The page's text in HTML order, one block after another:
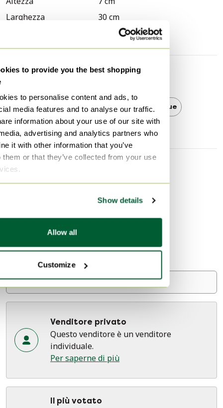
to provide you the best shopping
to personalise content and ads, to
media features and to analyse our traffic.
information about your use of our site with
advertising and analytics partners who
it with other information that you’ve
them or that they’ve collected from your use
Show details
Allow all
Customize
Larghezza
30 cm
14 cm
Trio Trio Applique Applique
Informazioni sul venditore
Informazioni su questo venditore
24 recensioni
Contatta il venditore
Venditore privato
Questo venditore è un venditore
individuale.
Per saperne di più
Il più votato